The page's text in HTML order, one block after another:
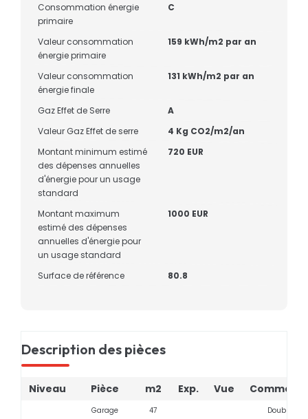
Consommation énergie
primaire
C
Valeur consommation
énergie primaire
159 kWh/m2 par an
Valeur consommation
énergie finale
131 kWh/m2 par an
Gaz Effet de Serre
A
Valeur Gaz Effet de serre
4 Kg CO2/m2/an
Montant minimum estimé
des dépenses annuelles
d'énergie pour un usage
standard
720 EUR
Montant maximum
estimé des dépenses
annuelles d'énergie pour
un usage standard
1000 EUR
Surface de référence 80.8
Description des pièces
Niveau Pièce m2 Exp. Vue
Garage 47
Double